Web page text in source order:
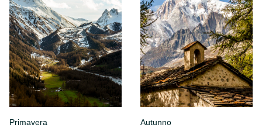
Primavera Autunno